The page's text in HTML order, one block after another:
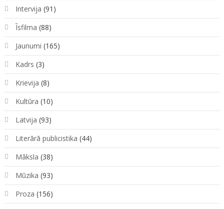
Intervija (91)
Īsfilma (88)
Jaunumi (165)
Kadrs (3)
Krievija (8)
Kultūra (10)
Latvija (93)
Literārā publicistika (44)
Māksla (38)
Mūzika (93)
Proza (156)